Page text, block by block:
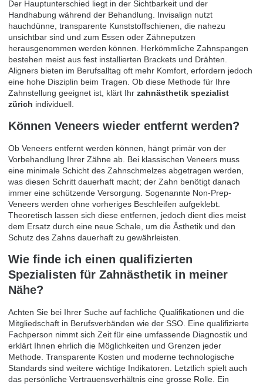
Der Hauptunterschied liegt in der Sichtbarkeit und der
Handhabung während der Behandlung. Invisalign nutzt
hauchdünne, transparente Kunststoffschienen, die nahezu
unsichtbar sind und zum Essen oder Zähneputzen
herausgenommen werden können. Herkömmliche Zahnspangen
bestehen meist aus fest installierten Brackets und Drähten.
Aligners bieten im Berufsalltag oft mehr Komfort, erfordern jedoch
eine hohe Disziplin beim Tragen. Ob diese Methode für Ihre
Zahnstellung geeignet ist, klärt Ihr zahnästhetik spezialist
zürich individuell.
Können Veneers wieder entfernt werden?
Ob Veneers entfernt werden können, hängt primär von der
Vorbehandlung Ihrer Zähne ab. Bei klassischen Veneers muss
eine minimale Schicht des Zahnschmelzes abgetragen werden,
was diesen Schritt dauerhaft macht; der Zahn benötigt danach
immer eine schützende Versorgung. Sogenannte Non-Prep-
Veneers werden ohne vorheriges Beschleifen aufgeklebt.
Theoretisch lassen sich diese entfernen, jedoch dient dies meist
dem Ersatz durch eine neue Schale, um die Ästhetik und den
Schutz des Zahns dauerhaft zu gewährleisten.
Wie finde ich einen qualifizierten
Spezialisten für Zahnästhetik in meiner
Nähe?
Achten Sie bei Ihrer Suche auf fachliche Qualifikationen und die
Mitgliedschaft in Berufsverbänden wie der SSO. Eine qualifizierte
Fachperson nimmt sich Zeit für eine umfassende Diagnostik und
erklärt Ihnen ehrlich die Möglichkeiten und Grenzen jeder
Methode. Transparente Kosten und moderne technologische
Standards sind weitere wichtige Indikatoren. Letztlich spielt auch
das persönliche Vertrauensverhältnis eine grosse Rolle. Ein